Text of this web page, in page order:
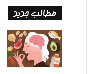
مطالب جدید